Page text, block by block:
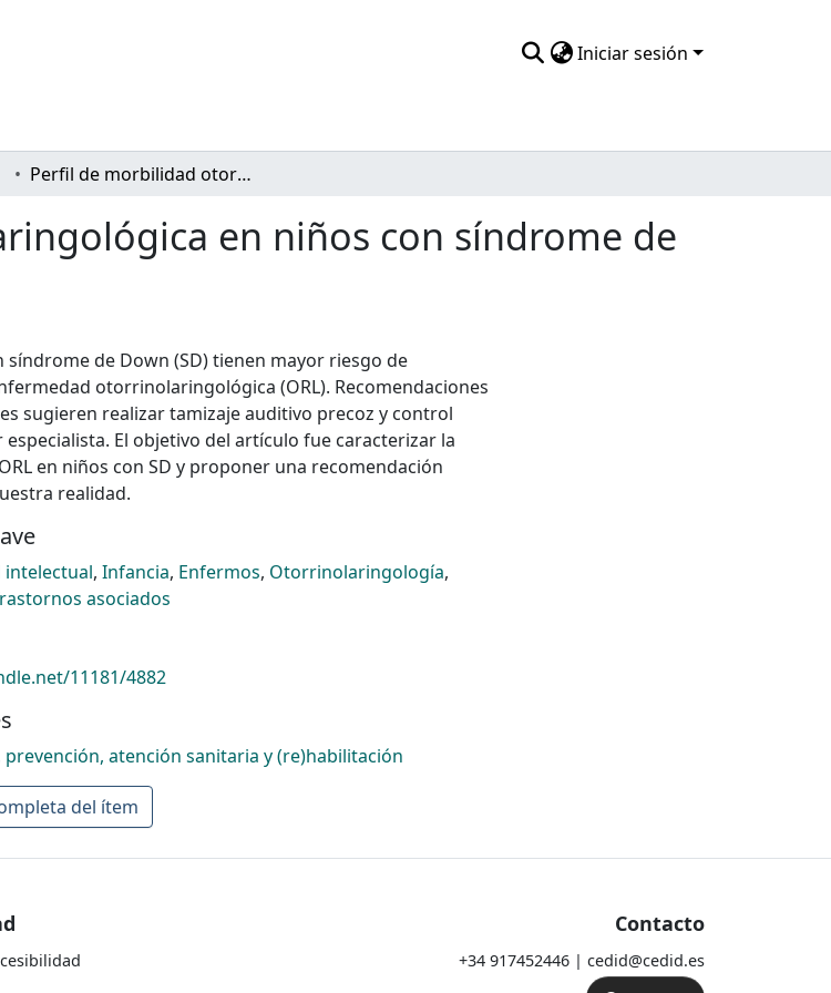
Iniciar sesión
Perfil de morbilidad otorrinolaringológica en niños con síndrome de Down
en niños con síndrome de
síndrome de Down (SD) tienen mayor riesgo de
otorrinolaringológica (ORL). Recomendaciones
sugieren realizar tamizaje auditivo precoz y control
El objetivo del artículo fue caracterizar la
en niños con SD y proponer una recomendación
realidad.
intelectual, Infancia, Enfermos, Otorrinolaringología,
asociados
11181/4882
prevención, atención sanitaria y (re)habilitación
del ítem
Contacto
+34 917452446 | cedid@cedid.es